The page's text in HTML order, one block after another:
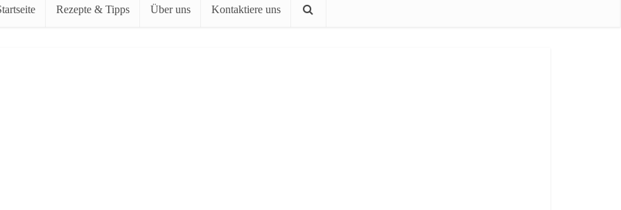
Rezepte & Tipps Über uns Kontaktiere uns